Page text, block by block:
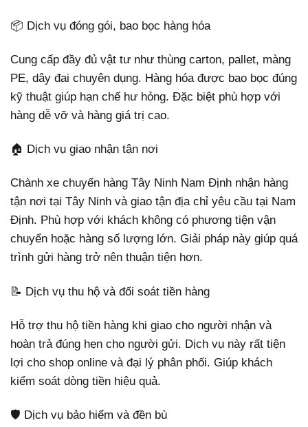
📦 Dịch vụ đóng gói, bao bọc hàng hóa
Cung cấp đầy đủ vật tư như thùng carton, pallet, màng
PE, dây đai chuyên dụng. Hàng hóa được bao bọc đúng
kỹ thuật giúp hạn chế hư hỏng. Đặc biệt phù hợp với
hàng dễ vỡ và hàng giá trị cao.
🏠 Dịch vụ giao nhận tận nơi
Chành xe chuyển hàng Tây Ninh Nam Định nhận hàng
tận nơi tại Tây Ninh và giao tận địa chỉ yêu cầu tại Nam
Định. Phù hợp với khách không có phương tiện vận
chuyển hoặc hàng số lượng lớn. Giải pháp này giúp quá
trình gửi hàng trở nên thuận tiện hơn.
📝 Dịch vụ thu hộ và đối soát tiền hàng
Hỗ trợ thu hộ tiền hàng khi giao cho người nhận và
hoàn trả đúng hẹn cho người gửi. Dịch vụ này rất tiện
lợi cho shop online và đại lý phân phối. Giúp khách
kiểm soát dòng tiền hiệu quả.
🛡️ Dịch vụ bảo hiểm và đền bù